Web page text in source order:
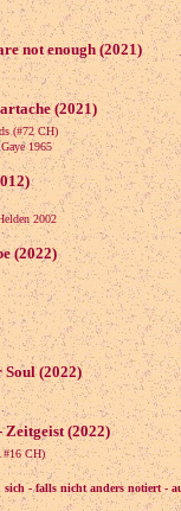
not enough (2021)
(2021)
(#72 CH)
1965
2002
(2022)
(2022)
(2022)
#16 CH)
- falls nicht anders notiert -